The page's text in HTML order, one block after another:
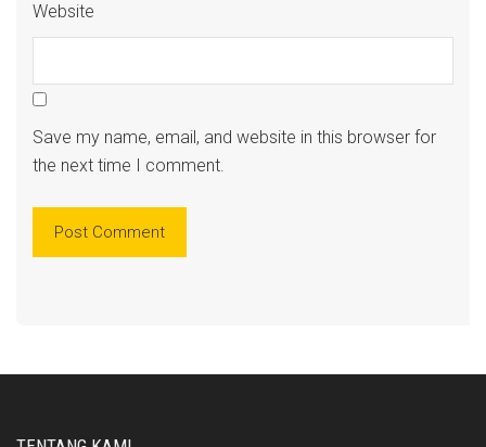
Website
Save my name, email, and website in this browser for
the next time I comment.